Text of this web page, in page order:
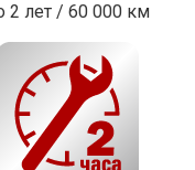
2 лет / 60 000 км